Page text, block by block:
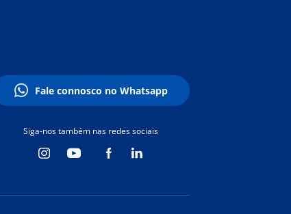
Fale connosco no Whatsapp
Siga-nos também nas redes sociais